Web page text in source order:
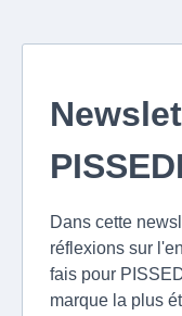
Dans cette
réflexions sur
fais pour
marque la plus